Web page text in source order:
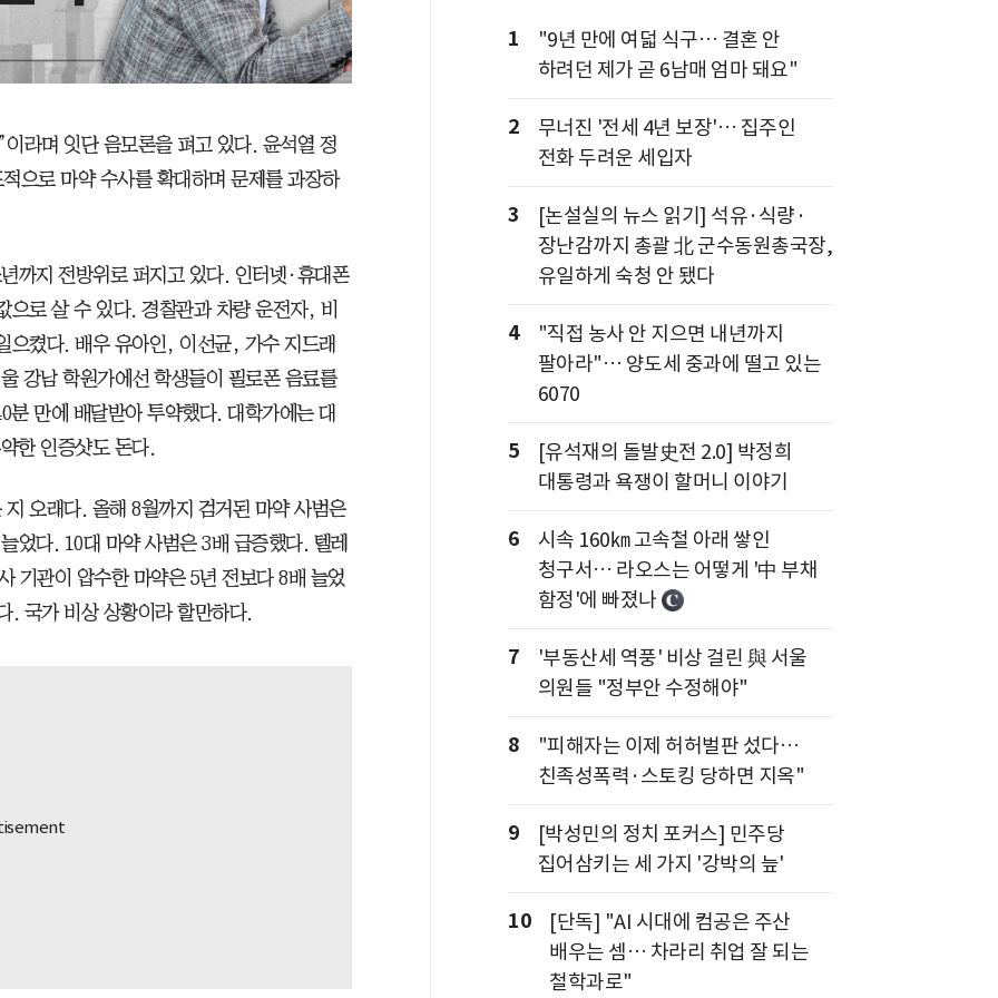
라며 잇단 음모론을 펴고 있다. 윤석열 정
으로 마약 수사를 확대하며 문제를 과장하
까지 전방위로 퍼지고 있다. 인터넷·휴대폰
로 살 수 있다. 경찰관과 차량 운전자, 비
으켰다. 배우 유아인, 이선균, 가수 지드래
강남 학원가에선 학생들이 필로폰 음료를
만에 배달받아 투약했다. 대학가에는 대
한 인증샷도 돈다.
오래다. 올해 8월까지 검거된 마약 사범은
었다. 10대 마약 사범은 3배 급증했다. 텔레
기관이 압수한 마약은 5년 전보다 8배 늘었
. 국가 비상 상황이라 할만하다.
1
"9년 만에 여덟 식구… 결혼 안
하려던 제가 곧 6남매 엄마 돼요"
2
무너진 '전세 4년 보장'… 집주인
전화 두려운 세입자
3
[논설실의 뉴스 읽기] 석유·식량·
장난감까지 총괄 北 군수동원총국장,
유일하게 숙청 안 됐다
4
"직접 농사 안 지으면 내년까지
팔아라"… 양도세 중과에 떨고 있는
6070
5
[유석재의 돌발史전 2.0] 박정희
대통령과 욕쟁이 할머니 이야기
6
시속 160㎞ 고속철 아래 쌓인
청구서… 라오스는 어떻게 '中 부채
함정'에 빠졌나
7
'부동산세 역풍' 비상 걸린 與 서울
의원들 "정부안 수정해야"
8
"피해자는 이제 허허벌판 섰다…
친족성폭력·스토킹 당하면 지옥"
9
[박성민의 정치 포커스] 민주당
집어삼키는 세 가지 '강박의 늪'
10
[단독] "AI 시대에 컴공은 주산
배우는 셈… 차라리 취업 잘 되는
철학과로"